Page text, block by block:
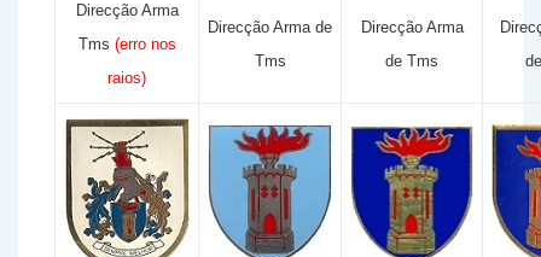
Direcção Arma
Tms (erro nos
raios)
Direcção Arma de
Tms
Direcção Arma
de Tms